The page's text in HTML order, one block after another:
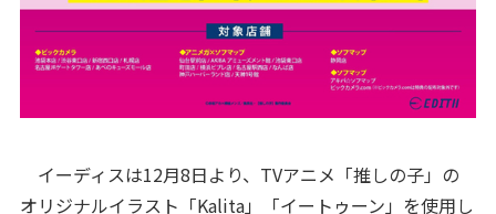
イーディスは12月8日より、TVアニメ「推しの子」の
オリジナルイラスト「Kalita」「イートゥーン」を使用し